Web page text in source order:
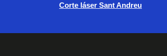
Corte láser Sant Andreu